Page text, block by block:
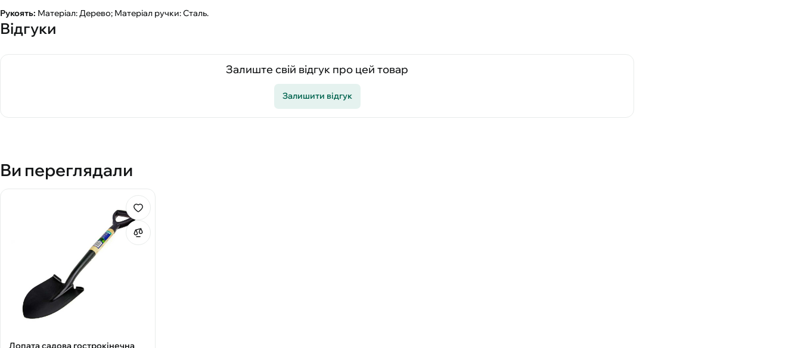
Рукоять: Матеріал: Дерево; Матеріал ручки: Сталь.
Відгуки
Залиште свій відгук про цей товар
Залишити відгук
Ви переглядали
Лопата садова гострокінечна